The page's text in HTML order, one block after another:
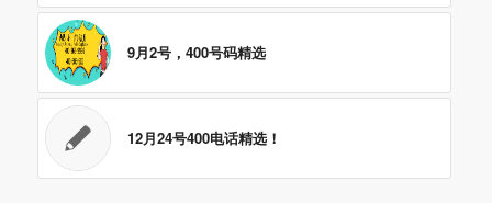
9月2号，400号码精选
12月24号400电话精选！